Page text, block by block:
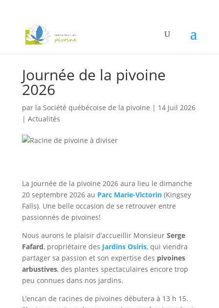
Journée de la pivoine
2026
par la Société québécoise de la pivoine | 14 Juil 2026
| Actualités
La Journée de la pivoine 2026 aura lieu le dimanche
20 septembre 2026 au Parc Marie-Victorin(Kingsey
Falls). Une belle occasion de se retrouver entre
passionnés de pivoines!
Nous aurons le plaisir d’accueillir Monsieur Serge
Fafard, propriétaire des Jardins Osiris, qui viendra
partager sa passion et son expertise des pivoines
arbustives, des plantes spectaculaires encore trop
peu connues dans nos jardins.
L’encan de racines de pivoines débutera à 13 h 15.